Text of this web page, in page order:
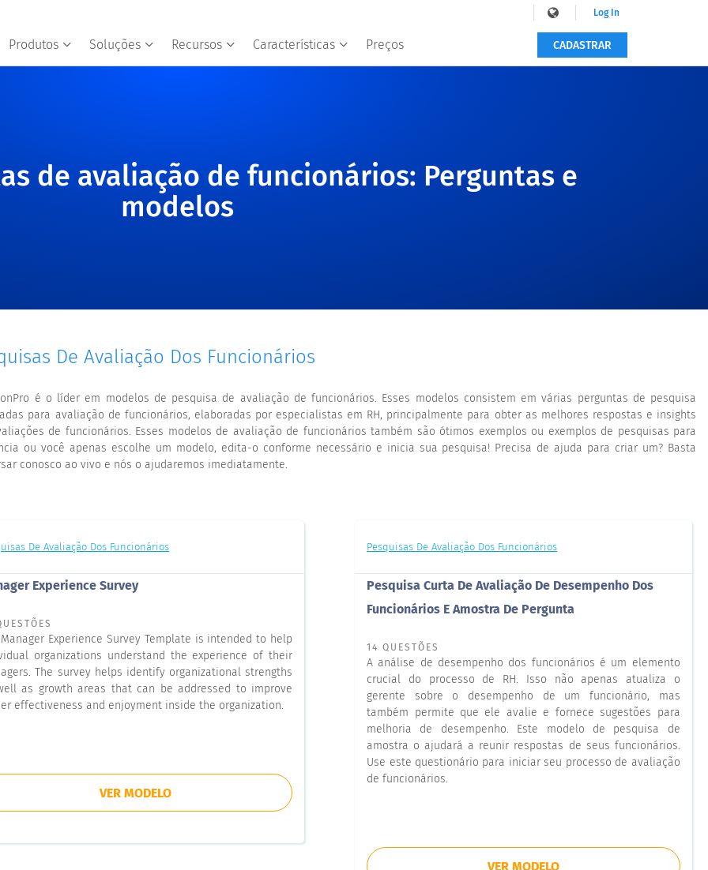
de avaliação de funcionários: Perguntas e
modelos
De Avaliação Dos Funcionários
é o líder em modelos de pesquisa de avaliação de funcionários. Esses modelos consistem em várias perguntas de pesquisa
para avaliação de funcionários, elaboradas por especialistas em RH, principalmente para obter as melhores respostas e insights
de funcionários. Esses modelos de avaliação de funcionários também são ótimos exemplos ou exemplos de pesquisas para
ou você apenas escolhe um modelo, edita-o conforme necessário e inicia sua pesquisa! Precisa de ajuda para criar um? Basta
conosco ao vivo e nós o ajudaremos imediatamente.
De Avaliação Dos Funcionários
Experience Survey
Experience Survey Template is intended to help
organizations understand the experience of their
The survey helps identify organizational strengths
as growth areas that can be addressed to improve
effectiveness and enjoyment inside the organization.
VER MODELO
Pesquisas De Avaliação Dos Funcionários
Pesquisa Curta De Avaliação De Desempenho Dos
Funcionários E Amostra De Pergunta
14 QUESTÕES
A análise de desempenho dos funcionários é um elemento
crucial do processo de RH. Isso não apenas atualiza o
gerente sobre o desempenho de um funcionário, mas
também permite que ele avalie e fornece sugestões para
melhoria de desempenho. Este modelo de pesquisa de
amostra o ajudará a reunir respostas de seus funcionários.
Use este questionário para iniciar seu processo de avaliação
de funcionários.
VER MODELO
Produtos Soluções Recursos Características Preços
Log In
CADASTRAR